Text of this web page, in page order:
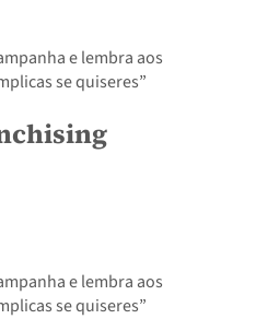
e lembra aos
se quiseres”
e lembra aos
se quiseres”